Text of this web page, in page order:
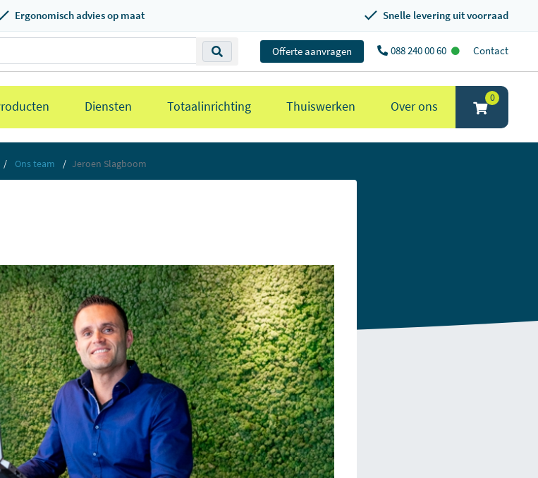
Ergonomisch advies op maat Snelle levering uit voorraad
Offerte aanvragen 088 240 00 60 Contact
Diensten Totaalinrichting Thuiswerken Over ons
0
Ons team Jeroen Slagboom